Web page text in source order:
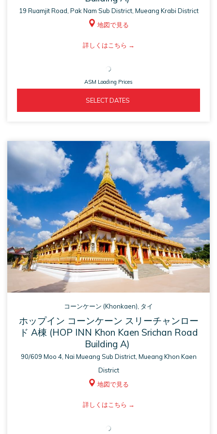
19 Ruamjit Road, Pak Nam Sub District, Mueang Krabi District
地図で見る
詳しくはこちら
ASM
a
new
tab
ASM Loading Prices
  SELECT DATES
OPENS
A
NEW
TAB
コーンケーン (Khonkaen), タイ
ホップイン コーンケーン スリーチャンロー
ド A棟 (HOP INN Khon Kaen Srichan Road
Building A)
90/609 Moo 4, Nai Mueang Sub District, Mueang Khon Kaen
District
地図で見る
詳しくはこちら
ASM